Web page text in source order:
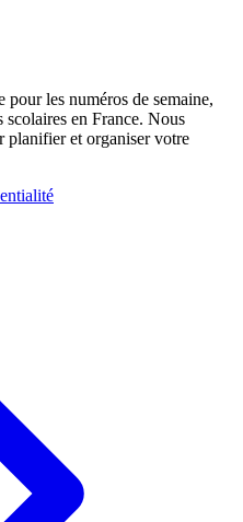
les numéros de semaine,
scolaires en France. Nous
planifier et organiser votre